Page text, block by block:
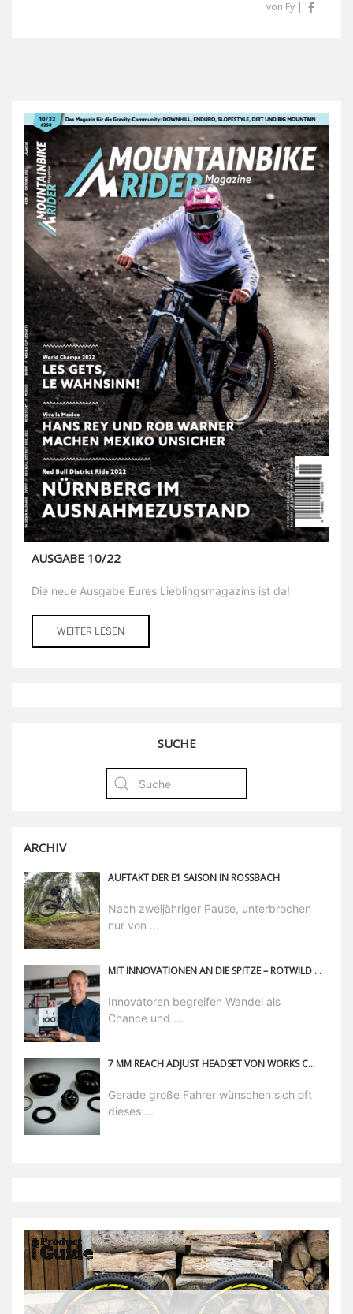
von Fy |
AUSGABE 10/22
Die neue Ausgabe Eures Lieblingsmagazins ist da!
WEITER LESEN
SUCHE
ARCHIV
AUFTAKT DER E1 SAISON IN ROSSBACH
Nach zweijähriger Pause, unterbrochen
nur von ...
MIT INNOVATIONEN AN DIE SPITZE – ROTWILD MACHER GEHÖREN ZU DEN TOP 100
Innovatoren begreifen Wandel als
Chance und ...
7 MM REACH ADJUST HEADSET VON WORKS COMPONENTS
Gerade große Fahrer wünschen sich oft
dieses ...